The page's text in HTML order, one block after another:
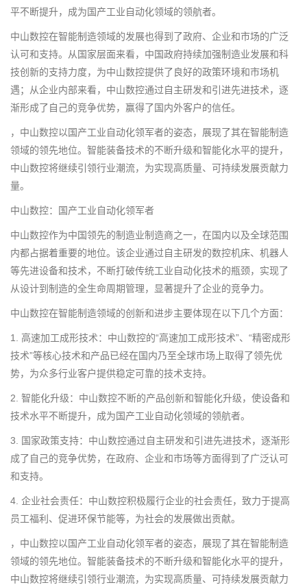
平不断提升，成为国产工业自动化领域的领航者。
中山数控在智能制造领域的发展也得到了政府、企业和市场的广泛
认可和支持。从国家层面来看，中国政府持续加强制造业发展和科
技创新的支持力度，为中山数控提供了良好的政策环境和市场机
遇；从企业内部来看，中山数控通过自主研发和引进先进技术，逐
渐形成了自己的竞争优势，赢得了国内外客户的信任。
，中山数控以国产工业自动化领军者的姿态，展现了其在智能制造
领域的领先地位。智能装备技术的不断升级和智能化水平的提升，
中山数控将继续引领行业潮流，为实现高质量、可持续发展贡献力
量。
中山数控：国产工业自动化领军者
中山数控作为中国领先的制造业制造商之一，在国内以及全球范围
内都占据着重要的地位。该企业通过自主研发的数控机床、机器人
等先进设备和技术，不断打破传统工业自动化技术的瓶颈，实现了
从设计到制造的全生命周期管理，显著提升了企业的竞争力。
中山数控在智能制造领域的创新和进步主要体现在以下几个方面：
1. 高速加工成形技术：中山数控的“高速加工成形技术”、“精密成形
技术”等核心技术和产品已经在国内乃至全球市场上取得了领先优
势，为众多行业客户提供稳定可靠的技术支持。
2. 智能化升级：中山数控不断的产品创新和智能化升级，使设备和
技术水平不断提升，成为国产工业自动化领域的领航者。
3. 国家政策支持：中山数控通过自主研发和引进先进技术，逐渐形
成了自己的竞争优势，在政府、企业和市场等方面得到了广泛认可
和支持。
4. 企业社会责任：中山数控积极履行企业的社会责任，致力于提高
员工福利、促进环保节能等，为社会的发展做出贡献。
，中山数控以国产工业自动化领军者的姿态，展现了其在智能制造
领域的领先地位。智能装备技术的不断升级和智能化水平的提升，
中山数控将继续引领行业潮流，为实现高质量、可持续发展贡献力